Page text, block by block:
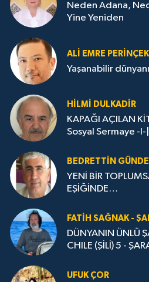
Neden Adana,
Yine Yeniden
ALİ EMRE PERİNÇEK
Yaşanabilir
HİLMİ DULKADİR
KAPAĞI AÇILAN
Sosyal Sermaye -I-|
BEDRETTIN
YENİ BİR
EŞİĞİNDE…
FATIH SAĞNAK -
DÜNYANIN ÜNLÜ
CHILE (ŞİLİ) 5 -
UFUK ÇOR